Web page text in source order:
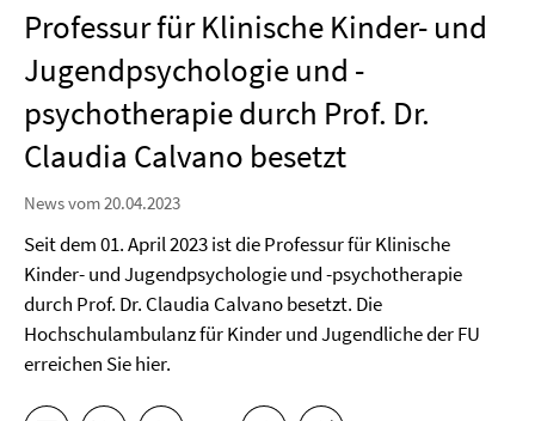
Professur für Klinische Kinder- und
Jugendpsychologie und -
psychotherapie durch Prof. Dr.
Claudia Calvano besetzt
News vom 20.04.2023
Seit dem 01. April 2023 ist die Professur für Klinische
Kinder- und Jugendpsychologie und -psychotherapie
durch Prof. Dr. Claudia Calvano besetzt. Die
Hochschulambulanz für Kinder und Jugendliche der FU
erreichen Sie hier.